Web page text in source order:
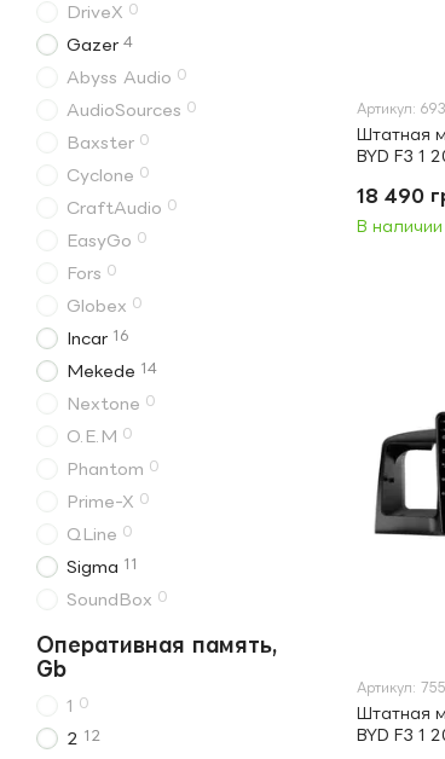
Артикул:
Штатная
BYD F3 1
18 490
В наличии
Артикул:
Штатная
BYD F3 1
DriveX 0
Gazer 4
Abyss Audio 0
AudioSources 0
Baxster 0
Cyclone 0
CraftAudio 0
EasyGo 0
Fors 0
Globex 0
Incar 16
Mekede 14
Nextone 0
O.E.M 0
Phantom 0
Prime-X 0
QLine 0
Sigma 11
SoundBox 0
Оперативная память,
Gb
1 0
2 12